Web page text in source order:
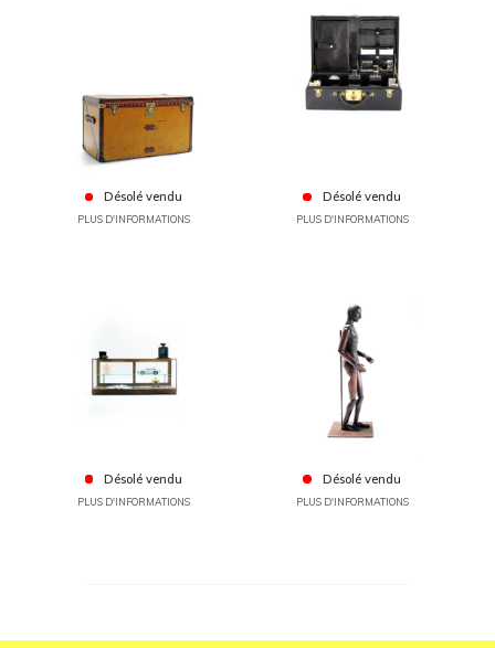
Désolé vendu
PLUS D'INFORMATIONS
Désolé vendu
PLUS D'INFORMATIONS
Désolé vendu
PLUS D'INFORMATIONS
Désolé vendu
PLUS D'INFORMATIONS